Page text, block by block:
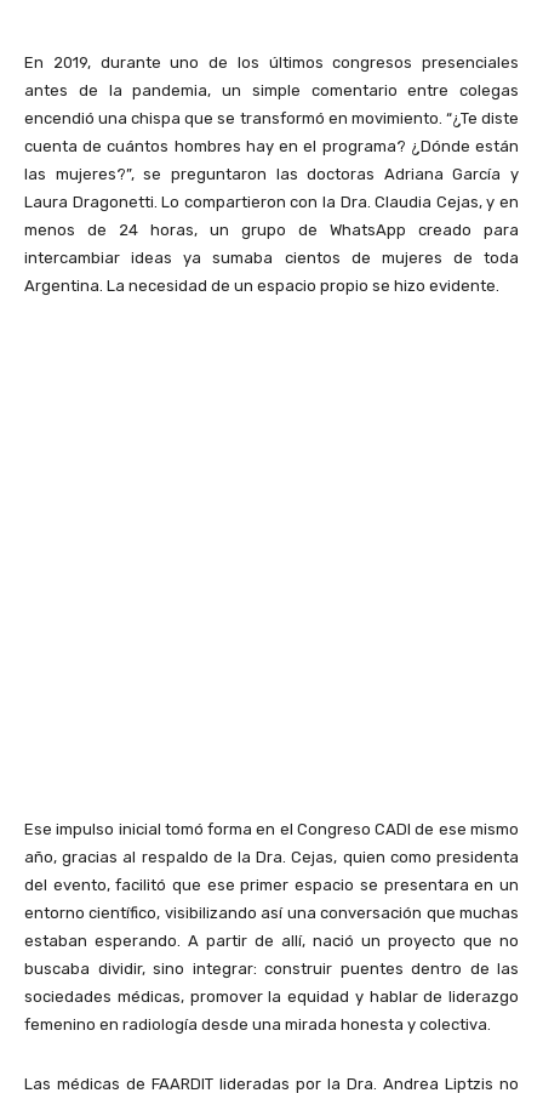
En 2019, durante uno de los últimos congresos presenciales
antes de la pandemia, un simple comentario entre colegas
encendió una chispa que se transformó en movimiento. “¿Te diste
cuenta de cuántos hombres hay en el programa? ¿Dónde están
las mujeres?”, se preguntaron las doctoras Adriana García y
Laura Dragonetti. Lo compartieron con la Dra. Claudia Cejas, y en
menos de 24 horas, un grupo de WhatsApp creado para
intercambiar ideas ya sumaba cientos de mujeres de toda
Argentina. La necesidad de un espacio propio se hizo evidente.
Ese impulso inicial tomó forma en el Congreso CADI de ese mismo
año, gracias al respaldo de la Dra. Cejas, quien como presidenta
del evento, facilitó que ese primer espacio se presentara en un
entorno científico, visibilizando así una conversación que muchas
estaban esperando. A partir de allí, nació un proyecto que no
buscaba dividir, sino integrar: construir puentes dentro de las
sociedades médicas, promover la equidad y hablar de liderazgo
femenino en radiología desde una mirada honesta y colectiva.
Las médicas de FAARDIT lideradas por la Dra. Andrea Liptzis no